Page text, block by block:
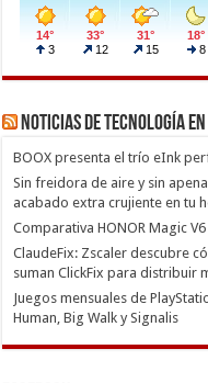
Noticias de Tecnología
BOOX presenta el trío eInk
Sin freidora de aire y sin
acabado extra crujiente en tu
Comparativa HONOR Magic
ClaudeFix: Zscaler descubre
suman ClickFix para distribuir
Juegos mensuales de
Human, Big Walk y Signalis